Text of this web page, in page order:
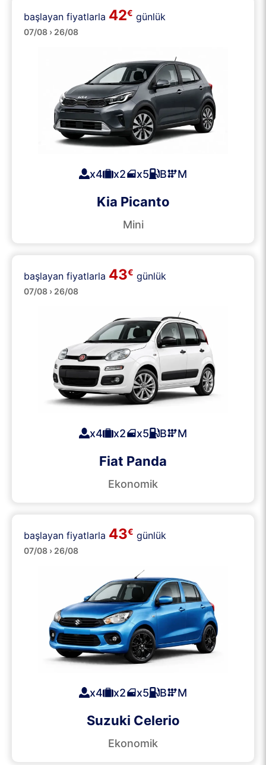
Küçük
başlayan fiyatlarla 42€ günlük
07/08 › 26/08
x4 x2 x5 B M
Kia Picanto
Mini
Küçük
başlayan fiyatlarla 43€ günlük
07/08 › 26/08
x4 x2 x5 B M
Fiat Panda
Ekonomik
Küçük
başlayan fiyatlarla 43€ günlük
07/08 › 26/08
x4 x2 x5 B M
Suzuki Celerio
Ekonomik